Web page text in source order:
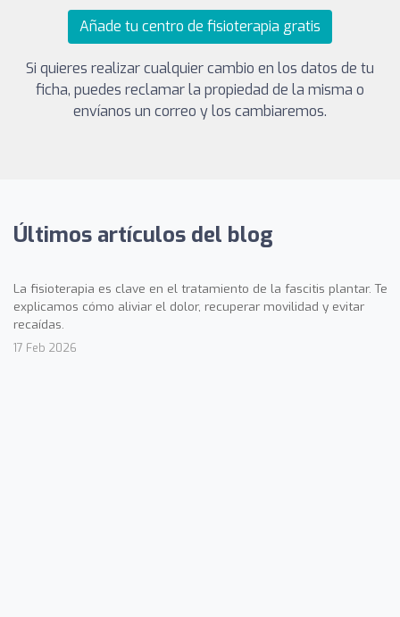
Añade tu centro de fisioterapia gratis
Si quieres realizar cualquier cambio en los datos de tu
ficha, puedes reclamar la propiedad de la misma o
envíanos un correo y los cambiaremos.
Últimos artículos del blog
La fisioterapia es clave en el tratamiento de la fascitis plantar. Te
explicamos cómo aliviar el dolor, recuperar movilidad y evitar
recaídas.
17 Feb 2026